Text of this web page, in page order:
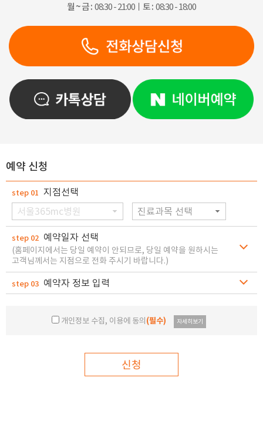
월 ~ 금 : 08:30 - 21:00ㅣ 토 : 08:30 - 18:00
예약 신청
step 01 지점선택
서울365mc병원
진료과목 선택
step 02 예약일자 선택
(홈페이지에서는 당일 예약이 안되므로, 당일 예약을 원하시는
고객님께서는 지점으로 전화 주시기 바랍니다.)
step 03 예약자 정보 입력
개인정보 수집, 이용에 동의 (필수) 자세히보기
신청